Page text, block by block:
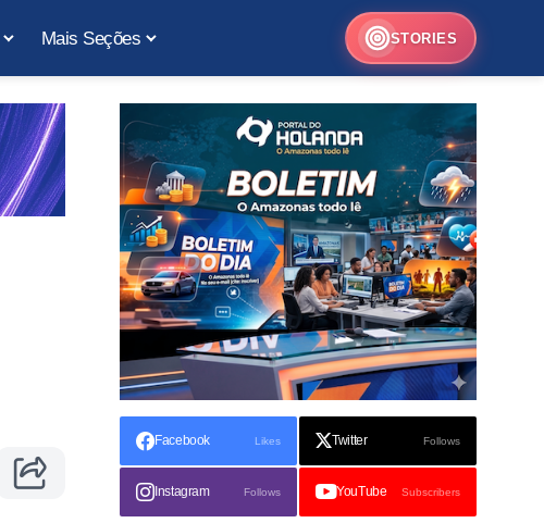
Mais Seções STORIES
Facebook Likes Twitter Follows
Instagram Follows YouTube Subscribers